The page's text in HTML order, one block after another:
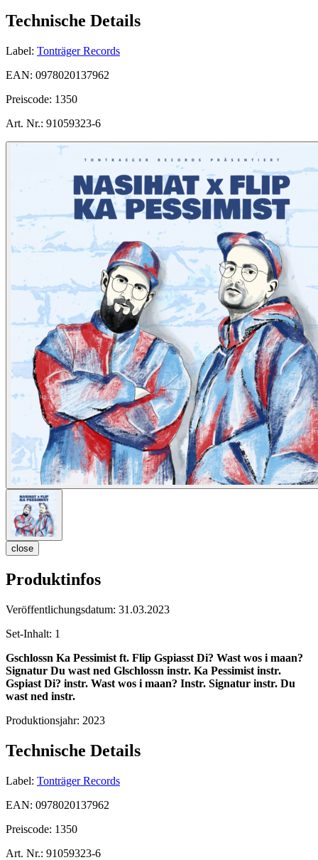
Technische Details
Label: Tonträger Records
EAN: 0978020137962
Preiscode: 1350
Art. Nr.: 91059323-6
close
Produktinfos
Veröffentlichungsdatum: 31.03.2023
Set-Inhalt: 1
Gschlossn Ka Pessimist ft. Flip Gspiasst Di? Wast wos i maan?
Signatur Du wast ned Glschlossn instr. Ka Pessimist instr.
Gspiast Di? instr. Wast wos i maan? Instr. Signatur instr. Du
wast ned instr.
Produktionsjahr: 2023
Technische Details
Label: Tonträger Records
EAN: 0978020137962
Preiscode: 1350
Art. Nr.: 91059323-6